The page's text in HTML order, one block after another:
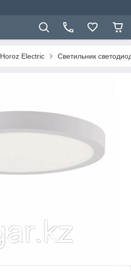
Horoz Electric Светильник